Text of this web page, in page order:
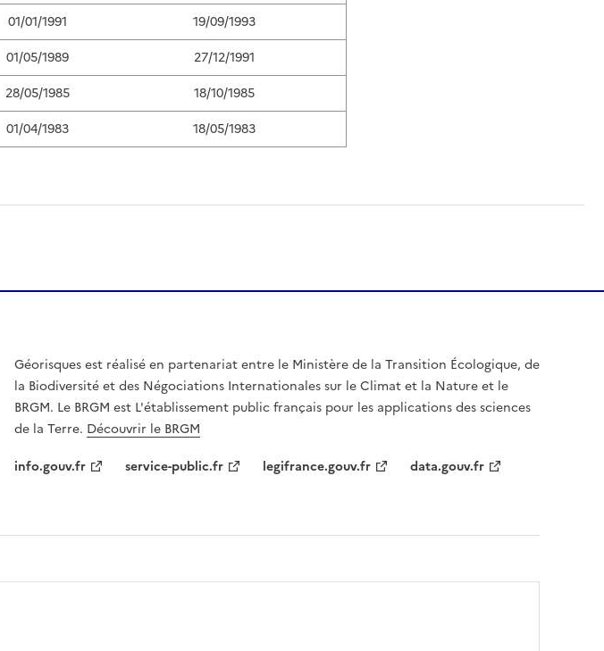
01/01/1991
19/09/1993
01/05/1989
27/12/1991
28/05/1985
18/10/1985
01/04/1983 18/05/1983
Géorisques est réalisé en partenariat entre le Ministère de la Transition Écologique, de
la Biodiversité et des Négociations Internationales sur le Climat et la Nature et le
BRGM. Le BRGM est L'établissement public français pour les applications des sciences
de la Terre. Découvrir le BRGM
info.gouv.fr
service-public.fr legifrance.gouv.fr data.gouv.fr